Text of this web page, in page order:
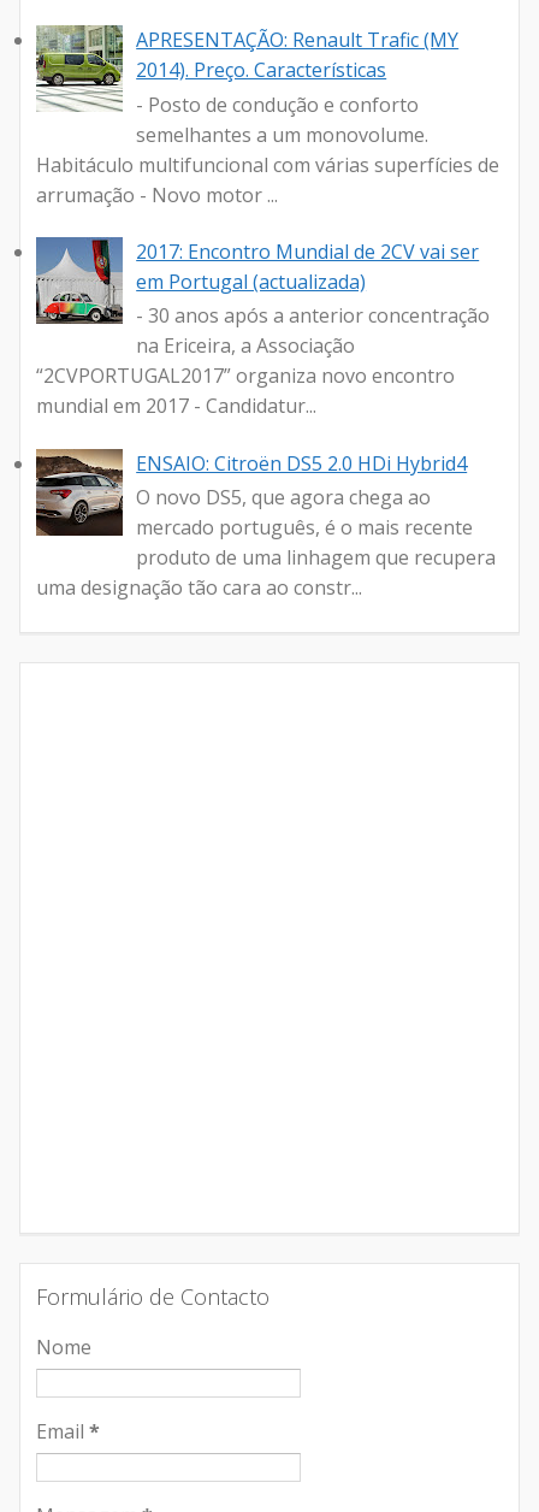
APRESENTAÇÃO: Renault Trafic (MY
2014). Preço. Características
- Posto de condução e conforto
semelhantes a um monovolume.
Habitáculo multifuncional com várias superfícies de
arrumação - Novo motor ...
2017: Encontro Mundial de 2CV vai ser
em Portugal (actualizada)
- 30 anos após a anterior concentração
na Ericeira, a Associação
“2CVPORTUGAL2017” organiza novo encontro
mundial em 2017 - Candidatur...
ENSAIO: Citroën DS5 2.0 HDi Hybrid4
O novo DS5, que agora chega ao
mercado português, é o mais recente
produto de uma linhagem que recupera
uma designação tão cara ao constr...
Formulário de Contacto
Nome
Email *